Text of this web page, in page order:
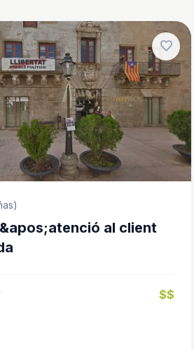
favorite
al client
$$